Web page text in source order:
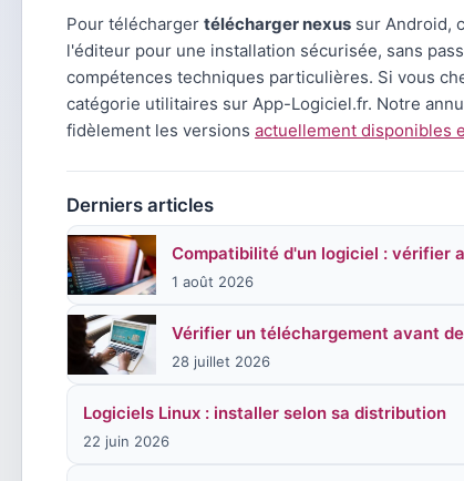
Pour télécharger télécharger nexus sur Android,
l'éditeur pour une installation sécurisée, sans
compétences techniques particulières. Si vous
catégorie utilitaires sur App-Logiciel.fr. Notre
fidèlement les versions actuellement disponibles
Derniers articles
Compatibilité d'un logiciel : vérifier
1 août 2026
Vérifier un téléchargement avant
28 juillet 2026
Logiciels Linux : installer selon sa distribution
22 juin 2026